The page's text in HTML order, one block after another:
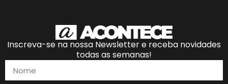
Inscreva-se na nossa Newsletter e receba novidades
todas as semanas!